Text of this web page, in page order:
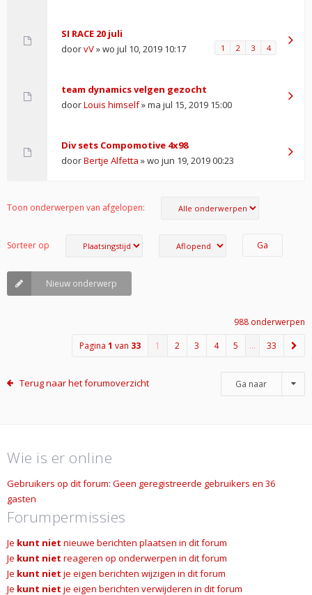
SI RACE 20 juli
doorvV» wo jul 10, 2019 10:17 1 2 3 4
team dynamics velgen gezocht
doorLouis himself» ma jul 15, 2019 15:00
Div sets Compomotive 4x98
doorBertje Alfetta » wo jun 19, 2019 00:23
Toon onderwerpen van afgelopen:
Sorteer op
Nieuw onderwerp
988 onderwerpen
Pagina 1 van 33 1 2 3 4 5 … 33
Terug naar het forumoverzicht Ga naar
Wie is er online
Gebruikers op dit forum: Geen geregistreerde gebruikers en 36
gasten
Forumpermissies
Je kunt niet nieuwe berichten plaatsen in dit forum
Je kunt niet reageren op onderwerpen in dit forum
Je kunt niet je eigen berichten wijzigen in dit forum
Je kunt niet je eigen berichten verwijderen in dit forum